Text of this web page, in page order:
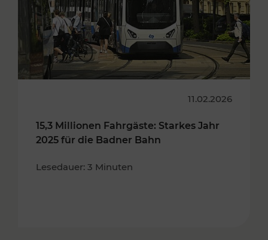
11.02.2026
15,3 Millionen Fahrgäste: Starkes Jahr
2025 für die Badner Bahn
Lesedauer: 3 Minuten